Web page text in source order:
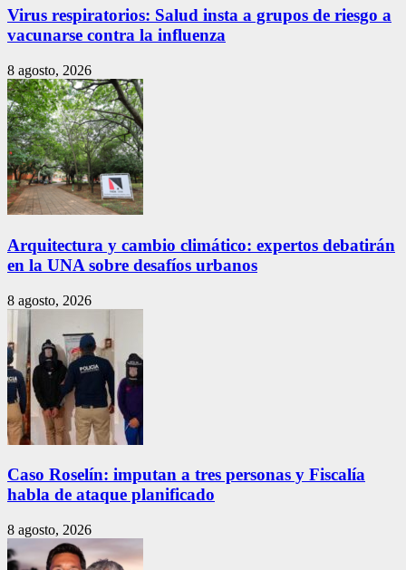
Virus respiratorios: Salud insta a grupos de riesgo a
vacunarse contra la influenza
8 agosto, 2026
Arquitectura y cambio climático: expertos debatirán
en la UNA sobre desafíos urbanos
8 agosto, 2026
Caso Roselín: imputan a tres personas y Fiscalía
habla de ataque planificado
8 agosto, 2026